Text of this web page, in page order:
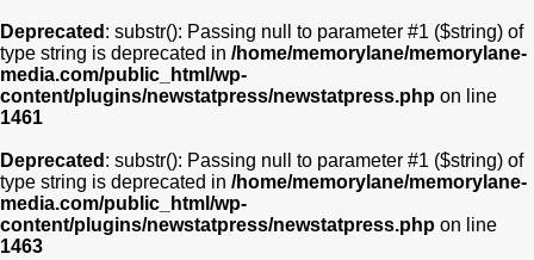
Deprecated : substr(): Passing null to parameter #1 ($string) of
type string is deprecated in /home/memorylane/memorylane-
media.com/public_html/wp-
content/plugins/newstatpress/newstatpress.php on line
1461
Deprecated : substr(): Passing null to parameter #1 ($string) of
type string is deprecated in /home/memorylane/memorylane-
media.com/public_html/wp-
content/plugins/newstatpress/newstatpress.php on line
1463